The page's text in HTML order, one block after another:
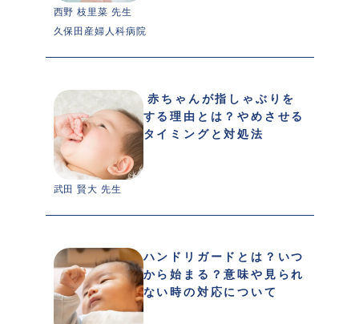
西野 枝里菜 先生
久保田産婦人科病院
赤ちゃんが指しゃぶりを
する理由とは？やめさせる
タイミングと対処法
武田 賢大 先生
ハンドリガードとは？いつ
から始まる？意味や見られ
ない時の対応について